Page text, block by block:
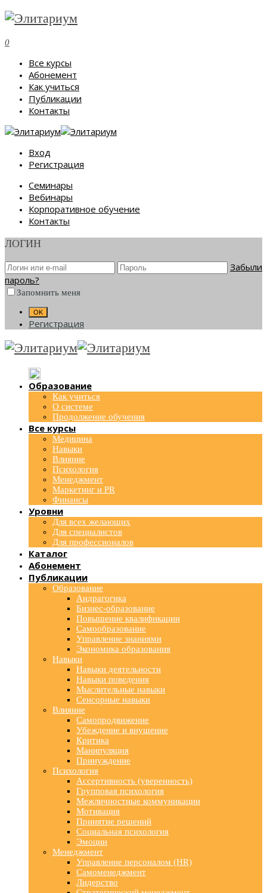
0
Все курсы
Абонемент
Как учиться
Публикации
Контакты
Вход
Регистрация
Семинары
Вебинары
Корпоративное обучение
Контакты
ЛОГИН
Забыли
пароль?
Запомнить меня
Регистрация
Образование
Как учиться
О системе
Продолжение обучения
Все курсы
Медицина
Навыки
Влияние
Психология
Менеджмент
Маркетинг и PR
Финансы
Уровни
Для всех желающих
Для специалистов
Для профессионалов
Каталог
Абонемент
Публикации
Образование
Андрагогика
Бизнес-образование
Повышение квалификации
Самообразование
Управление знаниями
Экономика образования
Навыки
Навыки деятельности
Навыки поведения
Мыслительные навыки
Сенсорные навыки
Влияние
Самопродвижение
Убеждение и внушение
Критика
Манипуляция
Принуждение
Психология
Ассертивность (уверенность)
Групповая психология
Межличностные коммуникации
Мотивация
Принятие решений
Социальная психология
Эмоции
Менеджмент
Управление персоналом (HR)
Самоменеджмент
Лидерство